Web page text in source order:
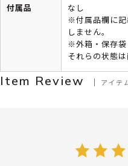
付属品
なし
※付属品欄に記
しません。
※外箱・保存袋
それらの状態
Item Review アイテ